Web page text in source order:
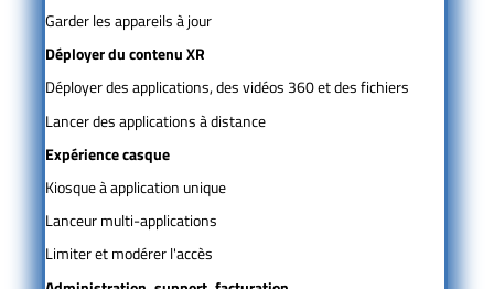
Garder les appareils à jour
Déployer du contenu XR
Déployer des applications, des vidéos 360 et des fichiers
Lancer des applications à distance
Expérience casque
Kiosque à application unique
Lanceur multi-applications
Limiter et modérer l'accès